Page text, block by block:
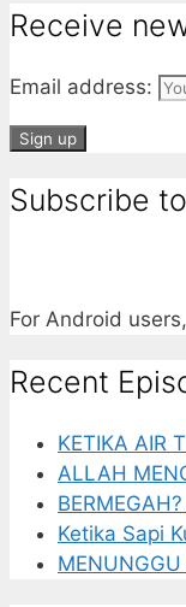
Receive
Email address:
Subscribe
For Android
Recent
KETIKA AIR
ALLAH
Ketika Sapi